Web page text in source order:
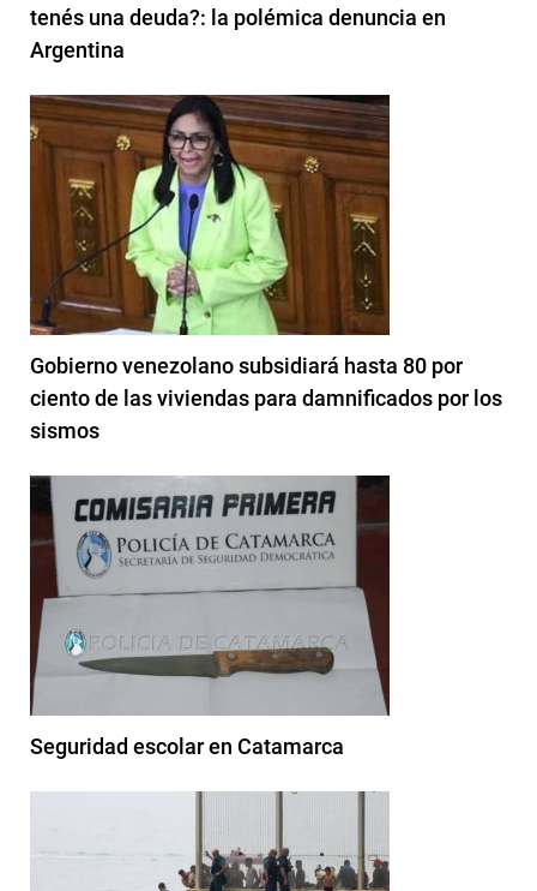
tenés una deuda?: la polémica denuncia en
Argentina
Gobierno venezolano subsidiará hasta 80 por
ciento de las viviendas para damnificados por los
sismos
Seguridad escolar en Catamarca